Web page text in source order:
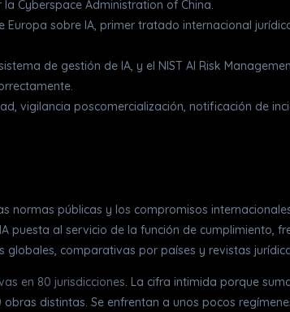
Cyberspace Administration of China.
sobre IA, primer tratado internacional
de gestión de IA, y el NIST AI Risk
vigilancia poscomercialización, notificación de
públicas y los compromisos
al servicio de la función de cumplimiento,
comparativas por países y revistas
en 80 jurisdicciones. La cifra intimida porque
distintas. Se enfrentan a unos pocos